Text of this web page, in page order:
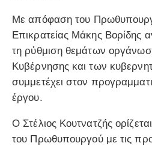
Με απόφαση του
Επικρατείας Μάκης Βορίδης
τη ρύθμιση θεμάτων
Κυβέρνησης και των
συμμετέχει στον
έργου.
Ο Στέλιος Κουτνατζής
του Πρωθυπουργού με τις